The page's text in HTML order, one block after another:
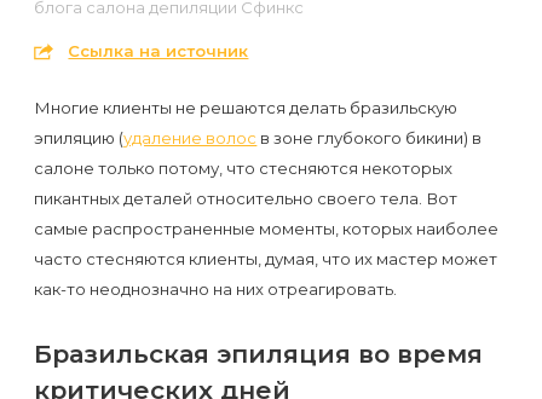
первый
раз
событием
Противопоказания
к
эпиляции
Что
блога салона депиляции Сфинкс
Ссылка на источник
Многие клиенты не решаются делать бразильскую
эпиляцию (удаление волос в зоне глубокого бикини) в
салоне только потому, что стесняются некоторых
пикантных деталей относительно своего тела. Вот
самые распространенные моменты, которых наиболее
часто стесняются клиенты, думая, что их мастер может
как-то неоднозначно на них отреагировать.
Бразильская эпиляция во время
критических дней